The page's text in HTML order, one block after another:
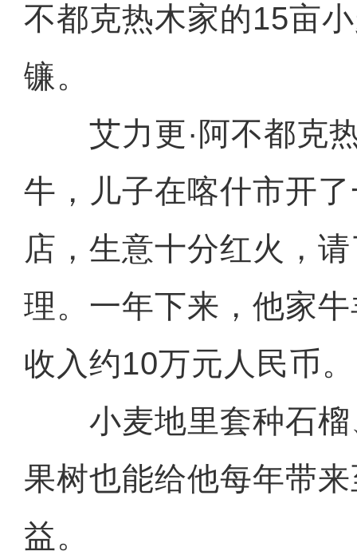
不都克热木家的15亩
镰。
艾力更·阿不都克热
牛，儿子在喀什市开
店，生意十分红火，
理。一年下来，他家
收入约10万元人民币。
小麦地里套种石榴
果树也能给他每年带
益。